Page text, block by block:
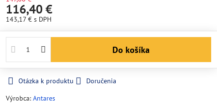
116,40 €
143,17 € s DPH
Do košíka
Otázka k produktu
Doručenia
Výrobca: Antares